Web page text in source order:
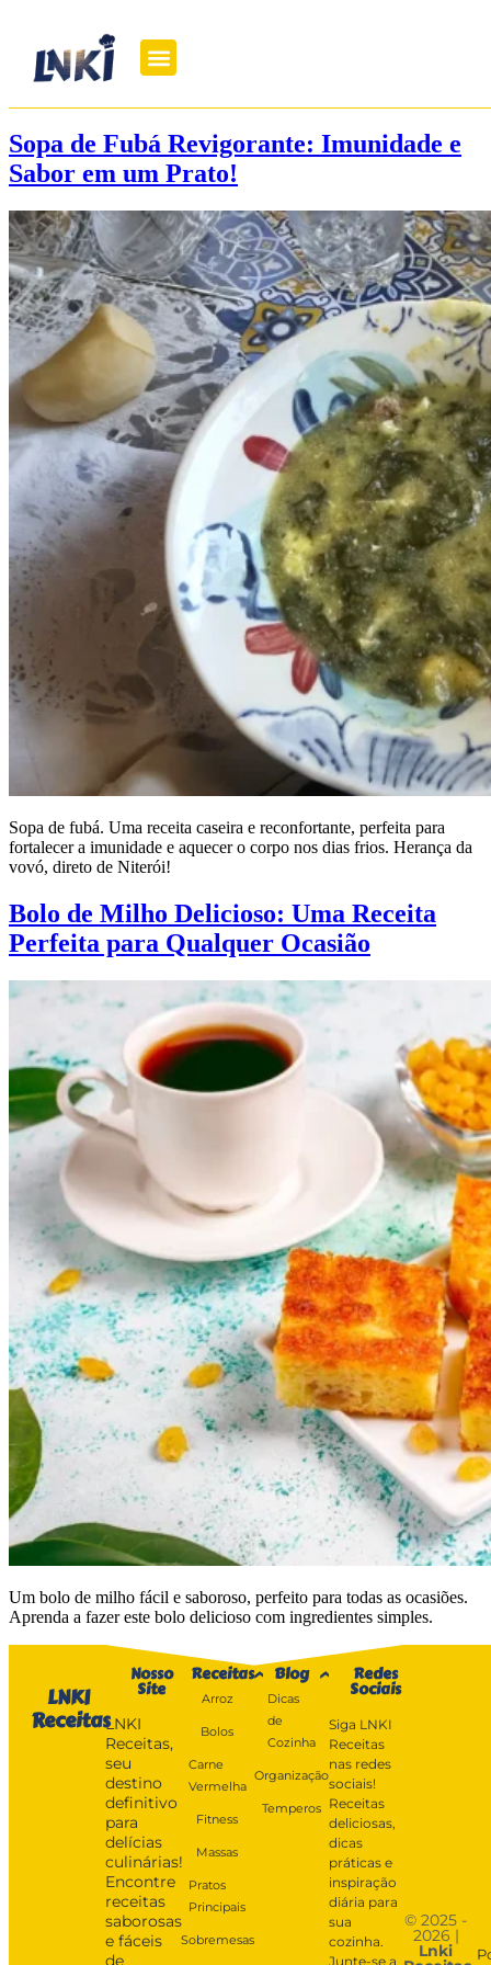
Sopa de Fubá Revigorante: Imunidade e
Sabor em um Prato!
Sopa de fubá. Uma receita caseira e reconfortante, perfeita para
fortalecer a imunidade e aquecer o corpo nos dias frios. Herança da
vovó, direto de Niterói!
Bolo de Milho Delicioso: Uma Receita
Perfeita para Qualquer Ocasião
Um bolo de milho fácil e saboroso, perfeito para todas as ocasiões.
Aprenda a fazer este bolo delicioso com ingredientes simples.
LNKI
Receitas
Nosso
Site
LNKI
Receitas,
seu
destino
definitivo
para
delícias
culinárias!
Encontre
receitas
saborosas
e fáceis
de
Receitas
Arroz
Bolos
Carne
Vermelha
Fitness
Massas
Pratos
Principais
Sobremesas
Blog
Dicas
de
Cozinha
Organização
Temperos
Redes
Sociais
Siga LNKI
Receitas
nas redes
sociais!
Receitas
deliciosas,
dicas
práticas e
inspiração
diária para
sua
cozinha.
Junte-se a
© 2025 -
2026 |
Lnki